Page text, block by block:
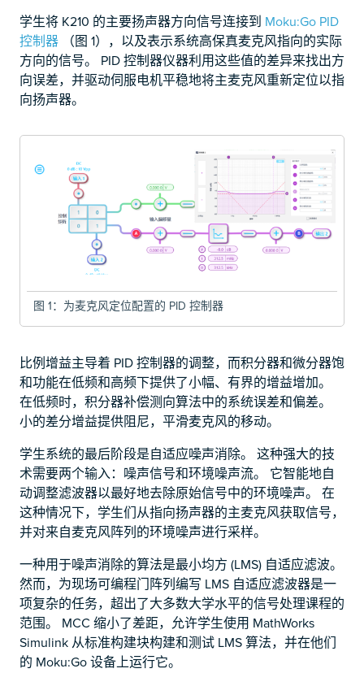
学生将 K210 的主要扬声器方向信号连接到 Moku:Go PID
控制器 （图 1），以及表示系统高保真麦克风指向的实际
方向的信号。 PID 控制器仪器利用这些值的差异来找出方
向误差，并驱动伺服电机平稳地将主麦克风重新定位以指
向扬声器。
图 1：为麦克风定位配置的 PID 控制器
比例增益主导着 PID 控制器的调整，而积分器和微分器饱
和功能在低频和高频下提供了小幅、有界的增益增加。
在低频时，积分器补偿测向算法中的系统误差和偏差。
小的差分增益提供阻尼，平滑麦克风的移动。
学生系统的最后阶段是自适应噪声消除。 这种强大的技
术需要两个输入：噪声信号和环境噪声流。 它智能地自
动调整滤波器以最好地去除原始信号中的环境噪声。 在
这种情况下，学生们从指向扬声器的主麦克风获取信号，
并对来自麦克风阵列的环境噪声进行采样。
一种用于噪声消除的算法是最小均方 (LMS) 自适应滤波。
然而，为现场可编程门阵列编写 LMS 自适应滤波器是一
项复杂的任务，超出了大多数大学水平的信号处理课程的
范围。 MCC 缩小了差距，允许学生使用 MathWorks
Simulink 从标准构建块构建和测试 LMS 算法，并在他们
的 Moku:Go 设备上运行它。